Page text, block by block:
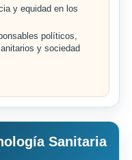
y equidad en los
políticos,
y sociedad
Sanitaria